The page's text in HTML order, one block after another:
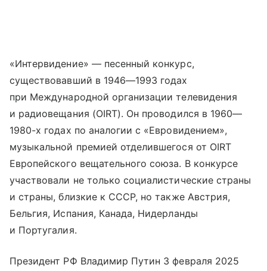
«Интервидение» — песенный конкурс,
существовавший в 1946—1993 годах
при Международной организации телевидения
и радиовещания (OIRT). Он проводился в 1960—
1980-х годах по аналогии с «Евровидением»,
музыкальной премией отделившегося от OIRT
Европейского вещательного союза. В конкурсе
участвовали не только социалистические страны
и страны, близкие к СССР, но также Австрия,
Бельгия, Испания, Канада, Нидерланды
и Португалия.
Президент РФ Владимир Путин 3 февраля 2025